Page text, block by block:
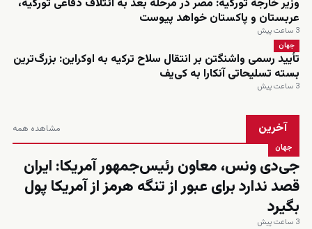
وزیر خارجه تورکیه: مصر در مرحله بعد به ائتلاف دفاعی تورکیه،
عربستان و پاکستان خواهد پیوست
3 ساعت پیش
جهان
تأیید رسمی واشنگتن بر انتقال سلاح ترکیه به اوکراین: بزرگ‌ترین
بسته تسلیحاتی آنکارا به کی‌یف
3 ساعت پیش
آخرین مشاهده همه
جهان
جی‌دی ونس، معاون رئیس‌جمهور آمریکا: ایران
قصد ندارد برای عبور از تنگه هرمز از آمریکا پول
بگیرد
3 ساعت پیش